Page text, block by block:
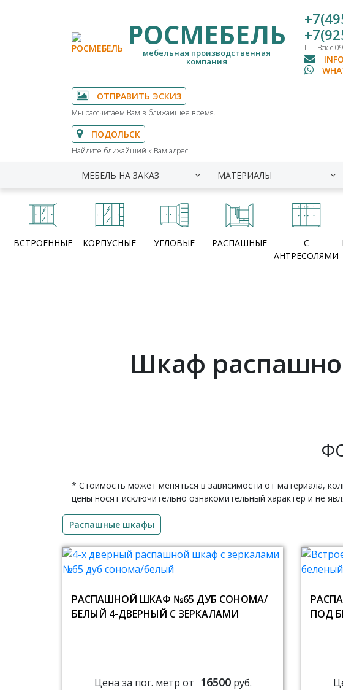
РОСМЕБЕЛЬ
мебельная производственная
компания
Пн-Вск с
ОТПРАВИТЬ ЭСКИЗ
Мы рассчитаем Вам в ближайшее время.
ПОДОЛЬСК
Найдите ближайший к Вам адрес.
МЕБЕЛЬ НА ЗАКАЗ МАТЕРИАЛЫ
ВСТРОЕННЫЕ КОРПУСНЫЕ УГЛОВЫЕ РАСПАШНЫЕ
С
АНТРЕСОЛЯМИ
Шкаф
* Стоимость может меняться в зависимости от материала,
цены носят исключительно ознакомительный характер и не
Распашные шкафы
РАСПАШНОЙ ШКАФ №65 ДУБ СОНОМА/
БЕЛЫЙ 4-ДВЕРНЫЙ С ЗЕРКАЛАМИ
Цена за пог. метр от 16500руб.
ПОД